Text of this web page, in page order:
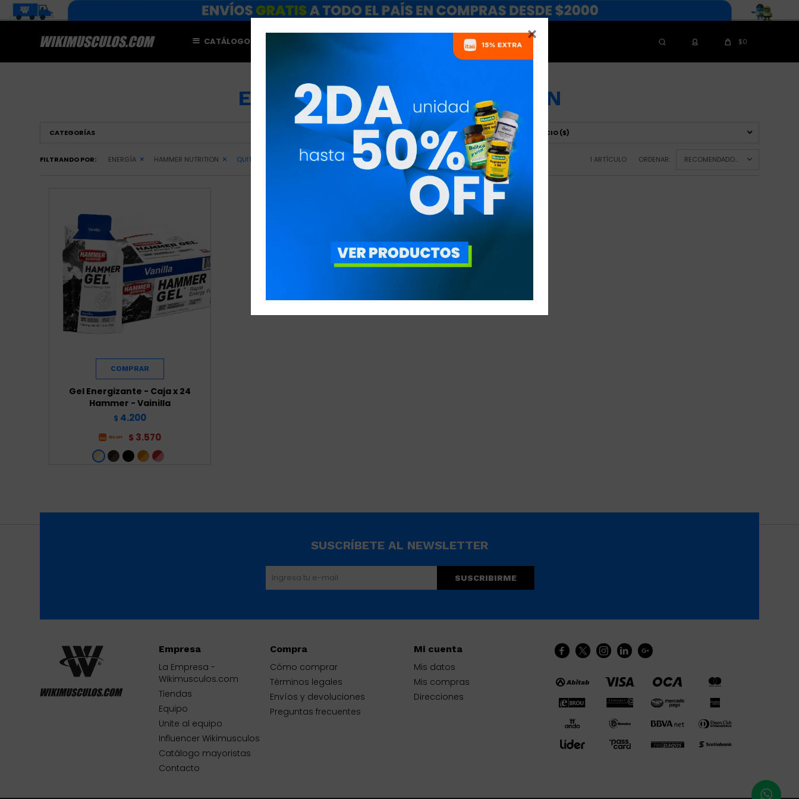

CATÁLOGO NUTRICIONISTAS $0
ENERGÍA HAMMER NUTRITION
CATEGORÍAS MARCAS PRECIO($)
FILTRANDO POR: ENERGÍA HAMMER NUTRITION QUITAR FILTROS 1 ARTÍCULO ORDENAR: RECOMENDADOS
Gel Energizante - Caja x 24
Hammer - Vainilla
$ 4.200
$ 3.570
    
Empresa
La Empresa -
Wikimusculos.com
Tiendas
Equipo
Unite al equipo
Influencer Wikimusculos
Catálogo mayoristas
Contacto
Compra
Cómo comprar
Términos legales
Envíos y devoluciones
Preguntas frecuentes
Mi cuenta
Mis datos
Mis compras
Direcciones
SUSCRÍBETE AL NEWSLETTER
SUSCRIBIRME